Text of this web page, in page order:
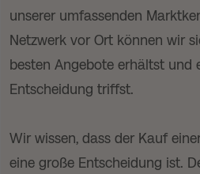
unserer umfassenden
Netzwerk vor Ort können wir
besten Angebote erhältst und
Entscheidung triffst.
Wir wissen, dass der Kauf
eine große Entscheidung ist.